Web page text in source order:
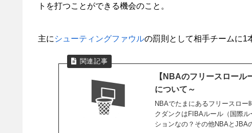
トを打つことができる機会のこと。
主に シューティングファウルの罰則として相手チームに1
【NBAのフリースロー
について～
NBAでたまにあるフリースロー
クダンクはFIBAルール（国際
ションなの？その他NBAとJBA